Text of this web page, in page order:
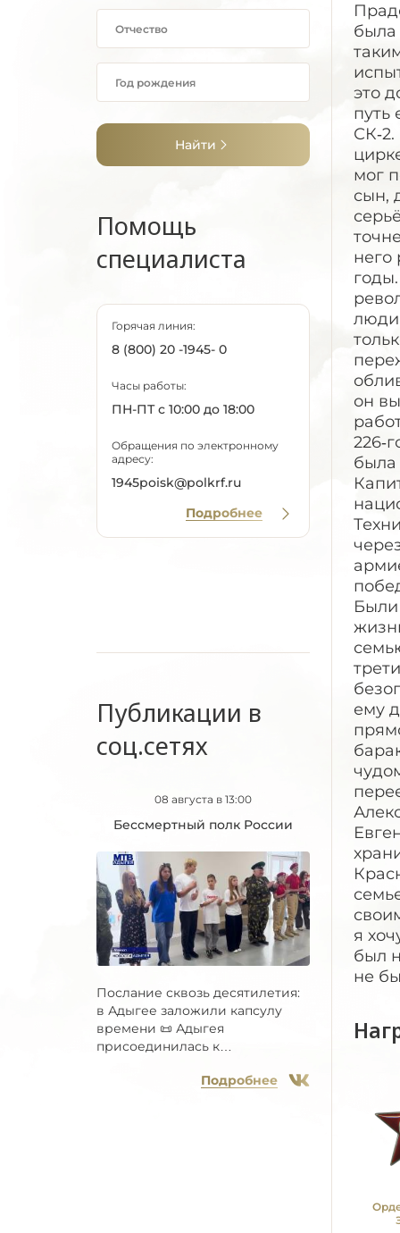
Найти
Помощь
специалиста
Горячая линия:
8 (800) 20 -1945- 0
Часы работы:
ПН-ПТ с 10:00 до 18:00
Обращения по электронному
адресу:
1945poisk@polkrf.ru
Подробнее
Публикации в
соц.сетях
08 августа в 13:00
Бессмертный полк России
Послание сквозь десятилетия:
в Адыгее заложили капсулу
времени 📜 Адыгея
присоединилась к
Подробнее
была
это
путь
мог
сын,
него
он
была
Были
ему
я
был
не